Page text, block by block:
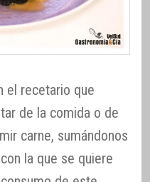
el recetario que
de la comida o de
carne, sumándonos
la que se quiere